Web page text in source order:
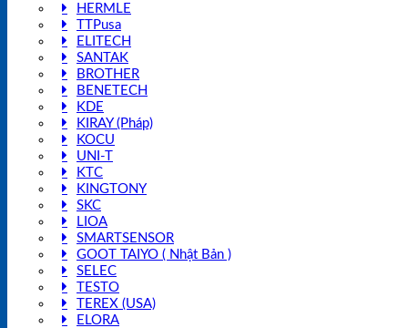
HERMLE
TTPusa
ELITECH
SANTAK
BROTHER
BENETECH
KDE
KIRAY (Pháp)
KOCU
UNI-T
KTC
KINGTONY
SKC
LIOA
SMARTSENSOR
GOOT TAIYO ( Nhật Bản )
SELEC
TESTO
TEREX (USA)
ELORA